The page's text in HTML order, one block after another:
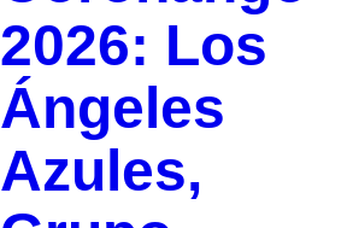
2026: Los
Ángeles
Azules,